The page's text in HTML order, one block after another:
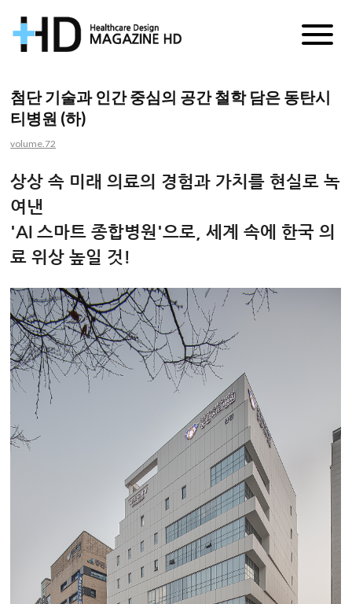
거
진
첨단 기술과 인간 중심의 공간 철학 담은 동탄시
티병원 (하)
volume.72
상상 속 미래 의료의 경험과 가치를 현실로 녹
여낸
'AI 스마트 종합병원'으로, 세계 속에 한국 의
료 위상 높일 것!